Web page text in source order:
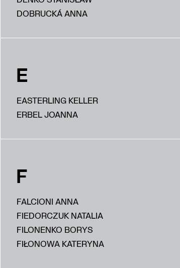
DOBRUCKÁ ANNA
E
EASTERLING KELLER
ERBEL JOANNA
F
FALCIONI ANNA
FIEDORCZUK NATALIA
FILONENKO BORYS
FIŁONOWA KATERYNA